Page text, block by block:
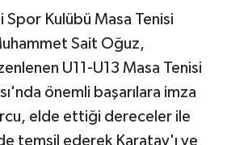
Spor Kulübü Masa Tenisi
Sait Oğuz,
U11-U13 Masa Tenisi
önemli başarılara imza
elde ettiği dereceler ile
temsil ederek Karatay'ı ve